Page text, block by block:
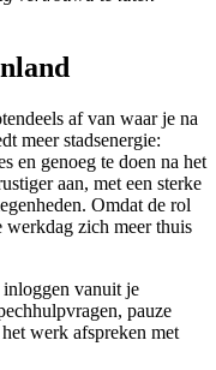
af van waar je na
meer stadsenergie:
en genoeg te doen na het
aan, met een sterke
Omdat de rol
werkdag zich meer thuis
inloggen vanuit je
pauze
werk afspreken met